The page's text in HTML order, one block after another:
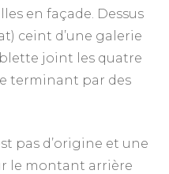
en façade. Dessus
ceint d’une galerie
joint les quatre
terminant par des
pas d’origine et une
le montant arrière